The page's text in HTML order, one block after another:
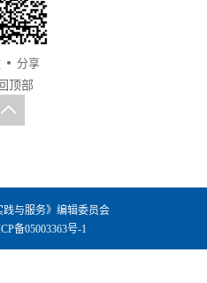
分享
顶部
与服务》编辑委员会
备05003363号-1